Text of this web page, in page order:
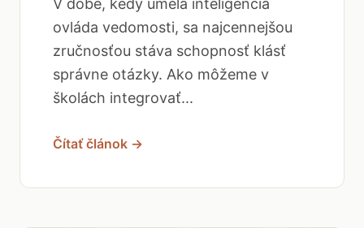
V dobe, kedy umelá inteligencia
ovláda vedomosti, sa najcennejšou
zručnosťou stáva schopnosť klásť
správne otázky. Ako môžeme v
školách integrovať...
Čítať článok →